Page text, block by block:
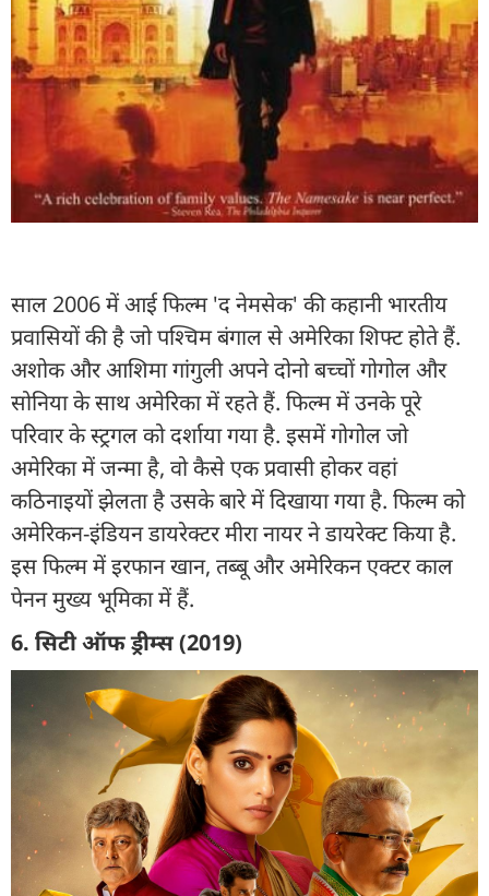
साल 2006 में आई फिल्म 'द नेमसेक' की कहानी भारतीय
प्रवासियों की है जो पश्चिम बंगाल से अमेरिका शिफ्ट होते हैं.
अशोक और आशिमा गांगुली अपने दोनो बच्चों गोगोल और
सोनिया के साथ अमेरिका में रहते हैं. फिल्म में उनके पूरे
परिवार के स्ट्रगल को दर्शाया गया है. इसमें गोगोल जो
अमेरिका में जन्मा है, वो कैसे एक प्रवासी होकर वहां
कठिनाइयों झेलता है उसके बारे में दिखाया गया है. फिल्म को
अमेरिकन-इंडियन डायरेक्टर मीरा नायर ने डायरेक्ट किया है.
इस फिल्म में इरफान खान, तब्बू और अमेरिकन एक्टर काल
पेनन मुख्य भूमिका में हैं.
6. सिटी ऑफ ड्रीम्स (2019)